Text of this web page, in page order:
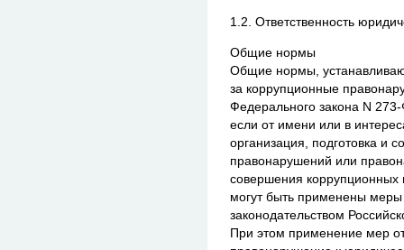
1.2. Ответственность
Общие нормы
Общие нормы,
за коррупционные
Федерального закона N
если от имени или в
организация, подготовка и
правонарушений или
совершения
могут быть применены меры
законодательством
При этом применение мер